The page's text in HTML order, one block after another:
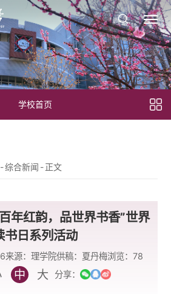
学校首页
-综合新闻 -正文
年红韵，品世界书香”世界
书日系列活动
来源：理学院供稿：夏丹梅浏览： 78
中 大 分享：